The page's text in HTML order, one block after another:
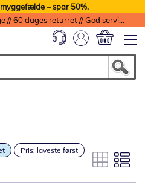
– spar 50%.
Billig fragt // Levering 1-2 dage // 60 dages returret // God service med garanti
Pris: laveste først